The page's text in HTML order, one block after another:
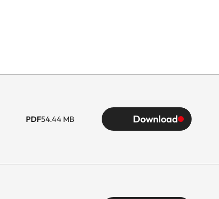
PDF54.44 MB Download